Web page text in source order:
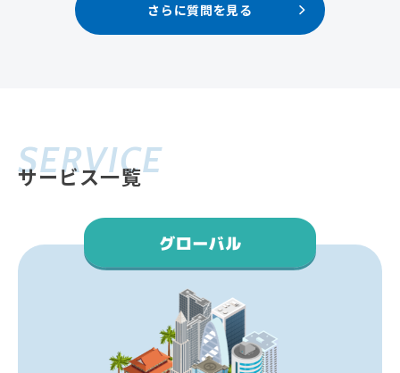
さらに質問を見る
SERVICE
サービス一覧